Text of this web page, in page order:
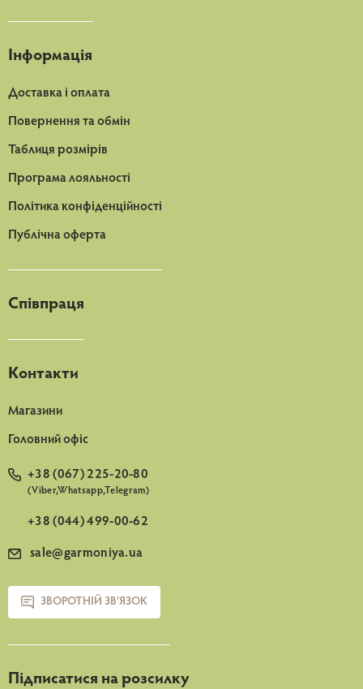
Інформація
Доставка і оплата
Повернення та обмін
Таблиця розмірів
Програма лояльності
Політика конфіденційності
Публічна оферта
Співпраця
Контакти
Магазини
Головний офіс
+38 (067) 225-20-80
(Viber,Whatsapp,Telegram)
+38 (044) 499-00-62
sale@garmoniya.ua
ЗВОРОТНІЙ ЗВ’ЯЗОК
Підписатися на розсилку